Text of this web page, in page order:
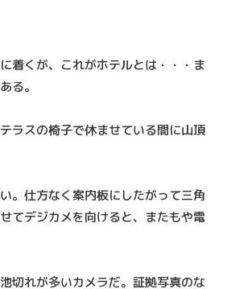
着くが、これがホテルとは・・・ま
る。
ラスの椅子で休ませている間に山頂
。仕方なく案内板にしたがって三角
てデジカメを向けると、またもや電
切れが多いカメラだ。証拠写真のな